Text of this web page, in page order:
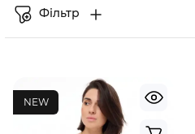
Фільтр
NEW